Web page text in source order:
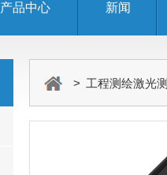
产品中心 新闻
> 工程测绘激光